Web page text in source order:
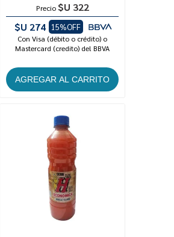
Precio $U 322
$U 274
15%OFF
Con Visa (débito o crédito) o
Mastercard (credito) del BBVA